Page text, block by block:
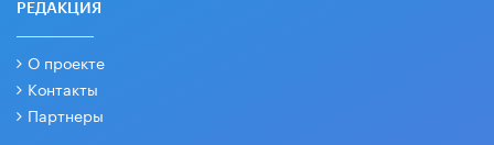
РЕДАКЦИЯ
О проекте
Контакты
Партнеры